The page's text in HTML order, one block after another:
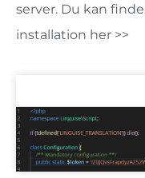
server. Du kan
installation her >>